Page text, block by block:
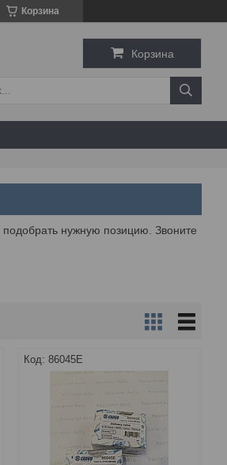
Корзина
Корзина
нужную позицию. Звоните
86045E